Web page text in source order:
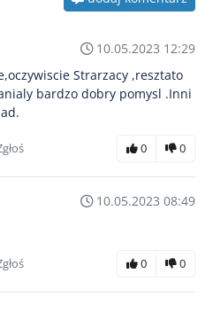
10.05.2023 12:29
Strarzacy ,resztato
bardzo dobry pomysl .Inni
0 0
10.05.2023 08:49
0 0